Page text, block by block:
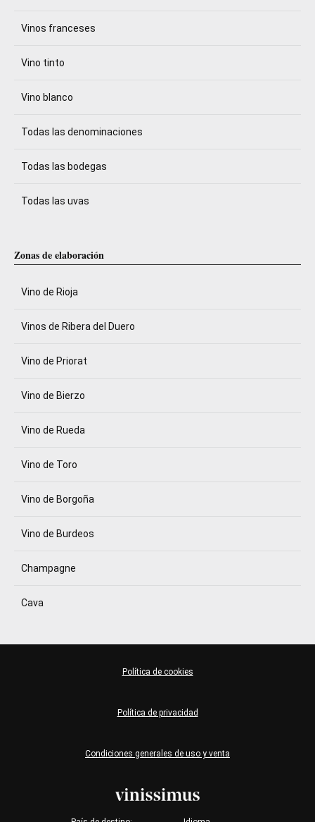
Vinos franceses
Vino tinto
Vino blanco
Todas las denominaciones
Todas las bodegas
Todas las uvas
Zonas de elaboración
Vino de Rioja
Vinos de Ribera del Duero
Vino de Priorat
Vino de Bierzo
Vino de Rueda
Vino de Toro
Vino de Borgoña
Vino de Burdeos
Champagne
Cava
Condiciones generales de uso y venta
Política de privacidad
Política de cookies